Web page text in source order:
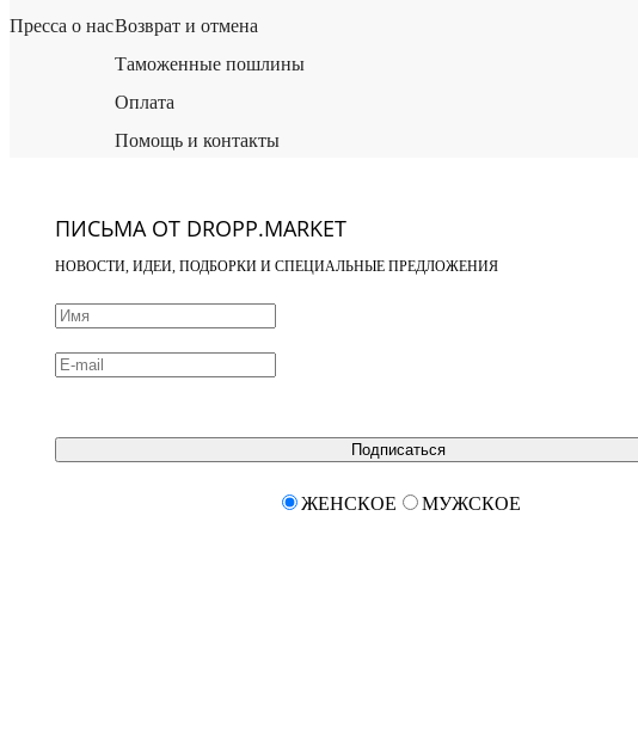
Пресса о насВозврат и отмена
Таможенные пошлины
Оплата
Помощь и контакты
ПИСЬМА ОТ DROPP.MARKET
НОВОСТИ, ИДЕИ, ПОДБОРКИ И СПЕЦИАЛЬНЫЕ ПРЕДЛОЖЕНИЯ
Подписаться
ЖЕНСКОЕ МУЖСКОЕ